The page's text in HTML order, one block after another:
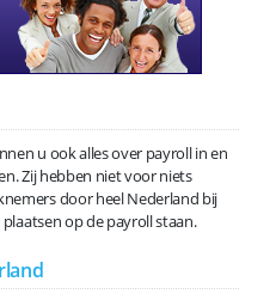
u ook alles over payroll in en
Zij hebben niet voor niets
door heel Nederland bij
op de payroll staan.